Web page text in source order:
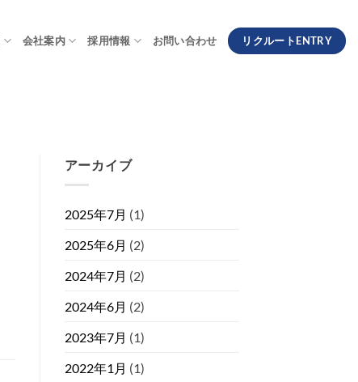
会社案内 採用情報 お問い合わせ リクルートENTRY
アーカイブ
2025年7月 (1)
2025年6月 (2)
2024年7月 (2)
2024年6月 (2)
2023年7月 (1)
2022年1月 (1)